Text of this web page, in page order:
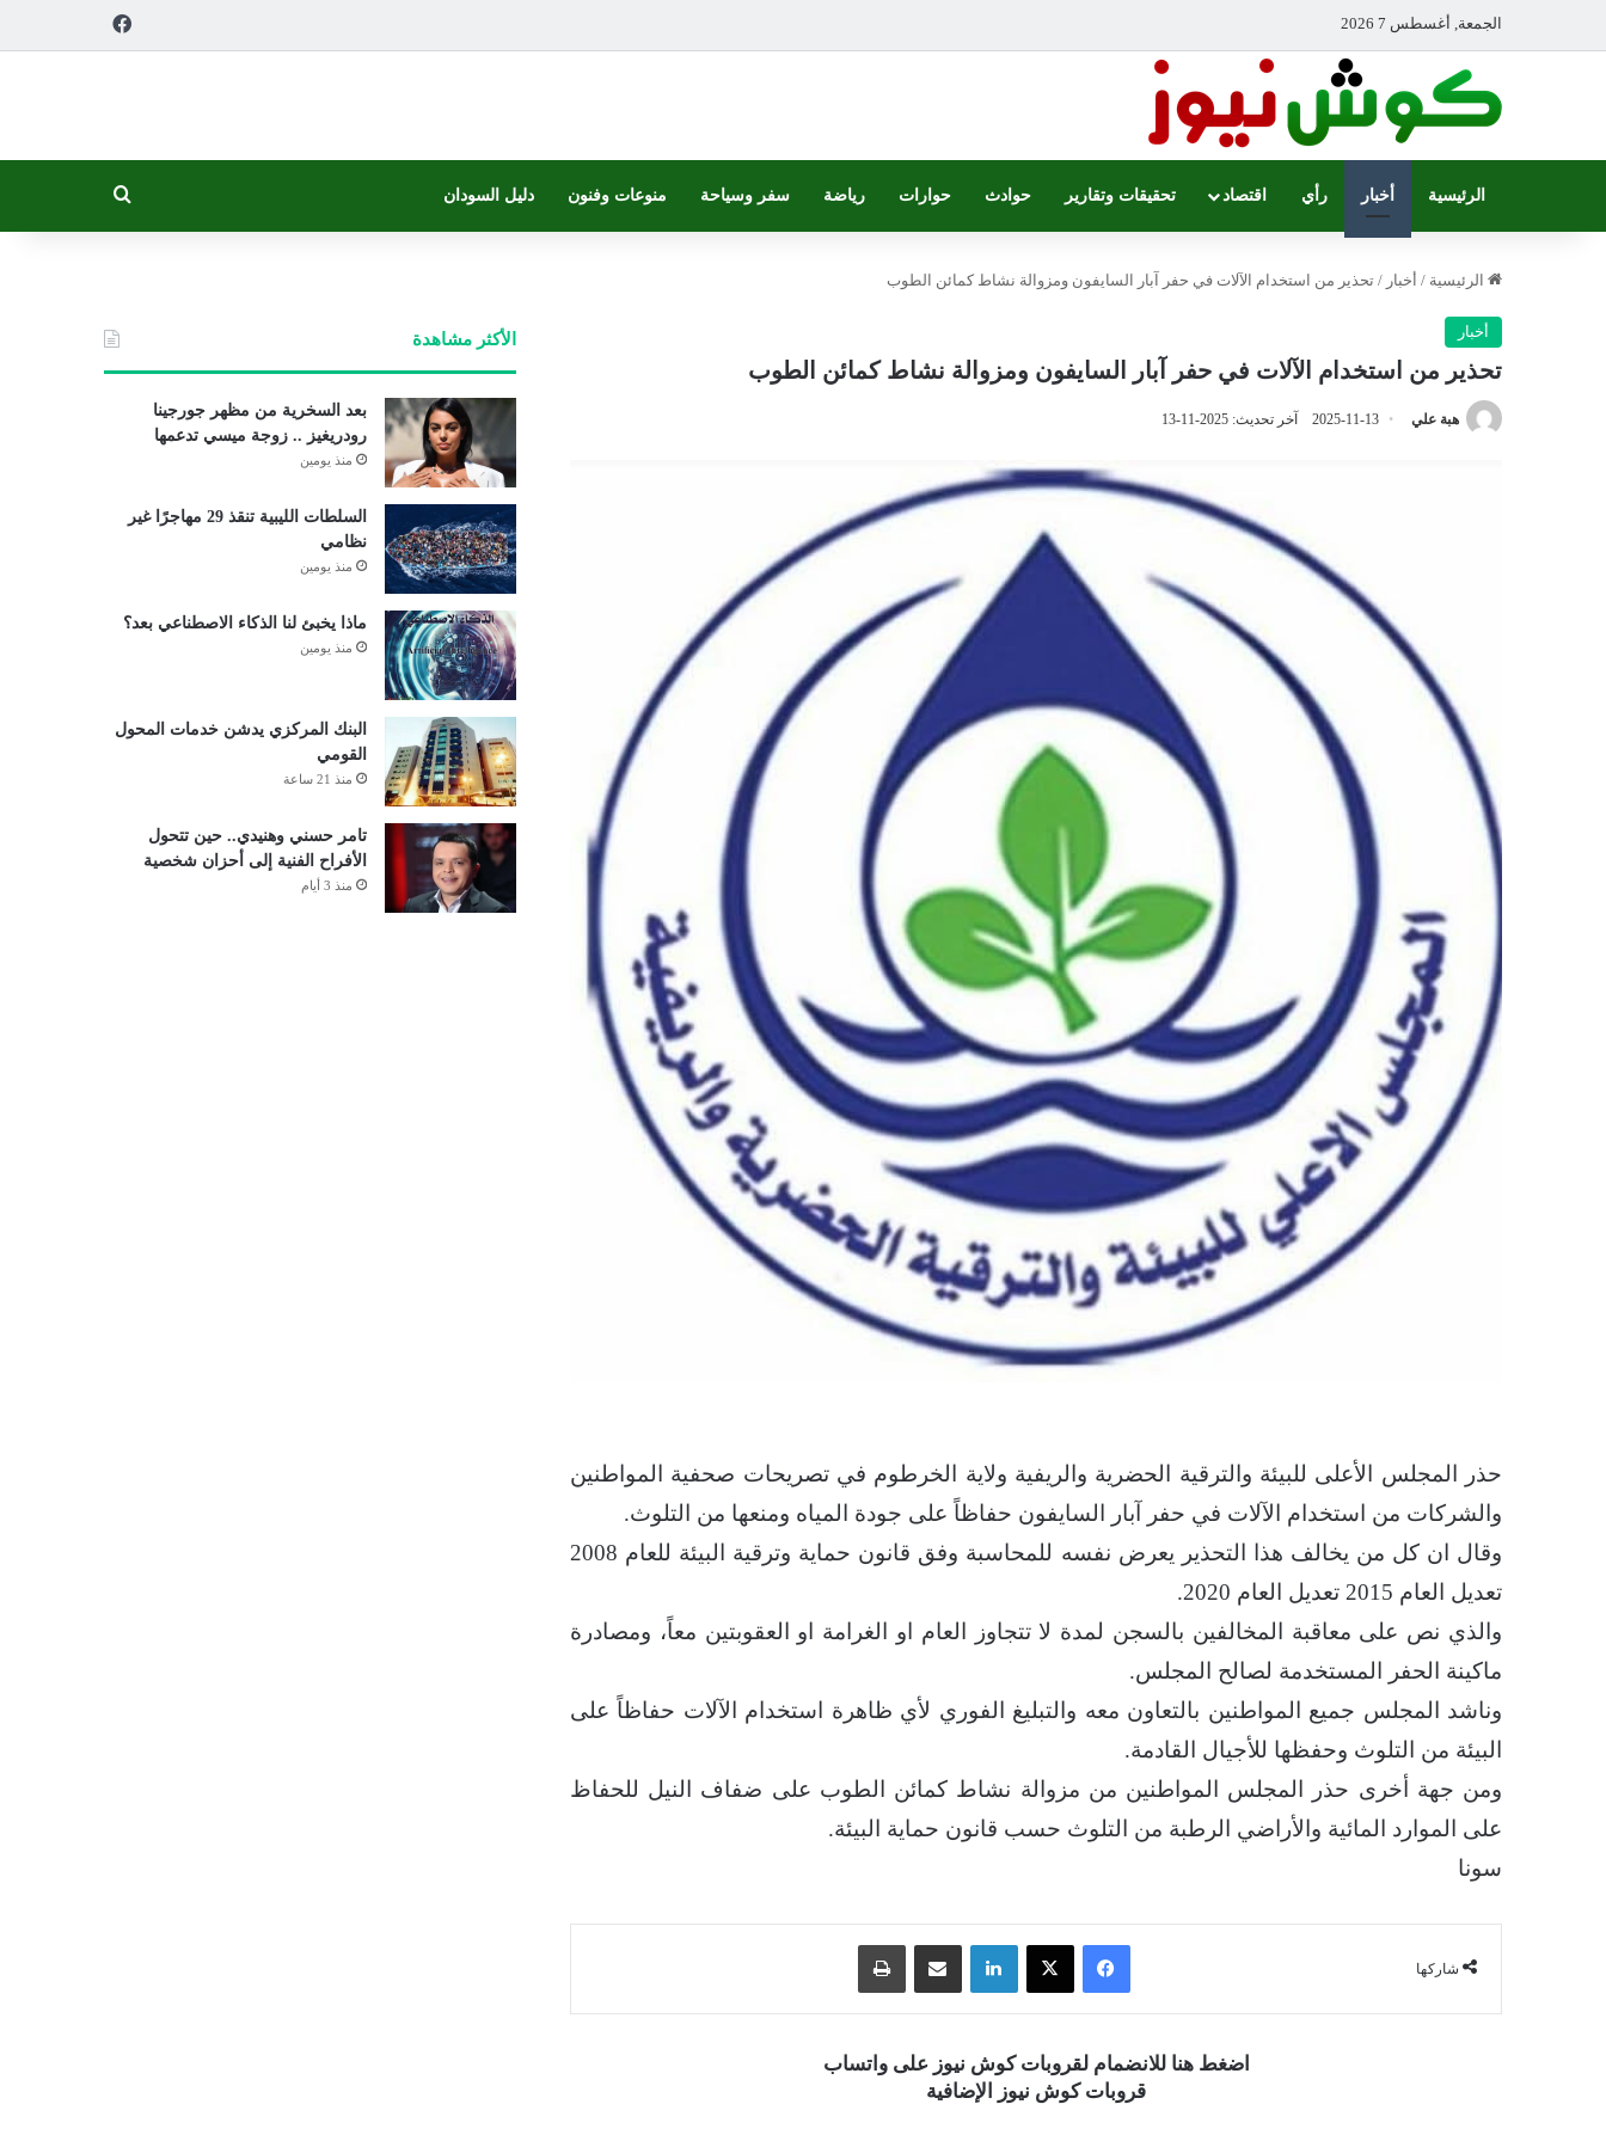
الجمعة, أغسطس 7 2026
الرئيسية أخبار رأي اقتصاد تحقيقات وتقارير حوادث حوارات رياضة سفر وسياحة منوعات وفنون دليل السودان
الرئيسية / أخبار / تحذير من استخدام الآلات في حفر آبار السايفون ومزوالة نشاط كمائن الطوب
أخبار
تحذير من استخدام الآلات في حفر آبار السايفون ومزوالة نشاط كمائن الطوب
هبة علي 2025-11-13 آخر تحديث: 2025-11-13
حذر المجلس الأعلى للبيئة والترقية الحضرية والريفية ولاية الخرطوم في تصريحات صحفية المواطنين
والشركات من استخدام الآلات في حفر آبار السايفون حفاظاً على جودة المياه ومنعها من التلوث.
وقال ان كل من يخالف هذا التحذير يعرض نفسه للمحاسبة وفق قانون حماية وترقية البيئة للعام 2008
تعديل العام 2015 تعديل العام 2020.
والذي نص على معاقبة المخالفين بالسجن لمدة لا تتجاوز العام او الغرامة او العقوبتين معاً، ومصادرة
ماكينة الحفر المستخدمة لصالح المجلس.
وناشد المجلس جميع المواطنين بالتعاون معه والتبليغ الفوري لأي ظاهرة استخدام الآلات حفاظاً على
البيئة من التلوث وحفظها للأجيال القادمة.
ومن جهة أخرى حذر المجلس المواطنين من مزوالة نشاط كمائن الطوب على ضفاف النيل للحفاظ
على الموارد المائية والأراضي الرطبة من التلوث حسب قانون حماية البيئة.
سونا
شاركها
فيسبوك ‫X لينكدإن مشاركة عبر البريد
اضغط هنا للانضمام لقروبات كوش نيوز على واتساب
قروبات كوش نيوز الإضافية
الأكثر مشاهدة
بعد السخرية من مظهر جورجينا
رودريغيز .. زوجة ميسي تدعمها
منذ يومين
السلطات الليبية تنقذ 29 مهاجرًا غير
نظامي
منذ يومين
ماذا يخبئ لنا الذكاء الاصطناعي بعد؟
منذ يومين
البنك المركزي يدشن خدمات المحول
القومي
منذ 21 ساعة
تامر حسني وهنيدي.. حين تتحول
الأفراح الفنية إلى أحزان شخصية
منذ 3 أيام